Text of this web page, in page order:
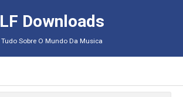
LF Downloads
Tudo Sobre O Mundo Da Musica